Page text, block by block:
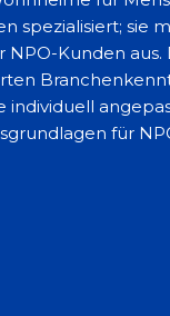
spezialisiert; sie
NPO-Kunden aus.
individuell
für